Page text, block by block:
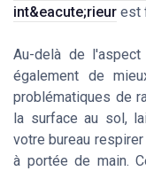
int&eacute;rieur est
Au-delà de
également de
problématiques de
la surface au sol,
votre bureau
à portée de main.